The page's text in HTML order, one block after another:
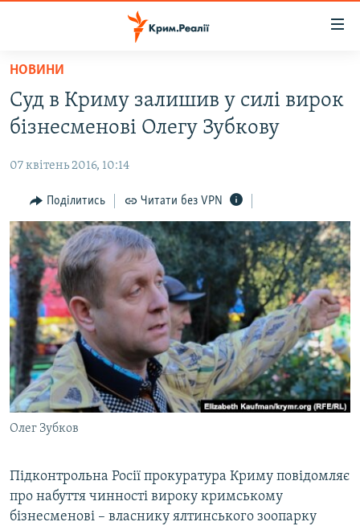
Перейти
основного
матеріалу
до
навігації
Перейти
до
пошуку
ВОДА.КРИМ
ПОЛІТИКА
БЛОГИ
ПОГЛЯД
ІНТЕРВ'Ю
ВСЕ ЗА ДЕНЬ
СПЕЦПРОЕКТИ
ДЕПОРТАЦІЯ
ВІДЕОУРОКИ «ELIFBE»
СВІДЧЕННЯ ОКУПАЦІЇ
УКРАЇНСЬКА ПРОБЛЕМА КРИМУ
ЯК ОБІЙТИ БЛОКУВАННЯ
Русский
Qırımtatar
НОВИНИ
Суд в Криму залишив у силі вирок
бізнесменові Олегу Зубкову
07 квітень 2016, 10:14
Поділитись Читати без VPN
Олег Зубков
Підконтрольна Росії прокуратура Криму повідомляє
про набуття чинності вироку кримському
бізнесменові – власнику ялтинського зоопарку